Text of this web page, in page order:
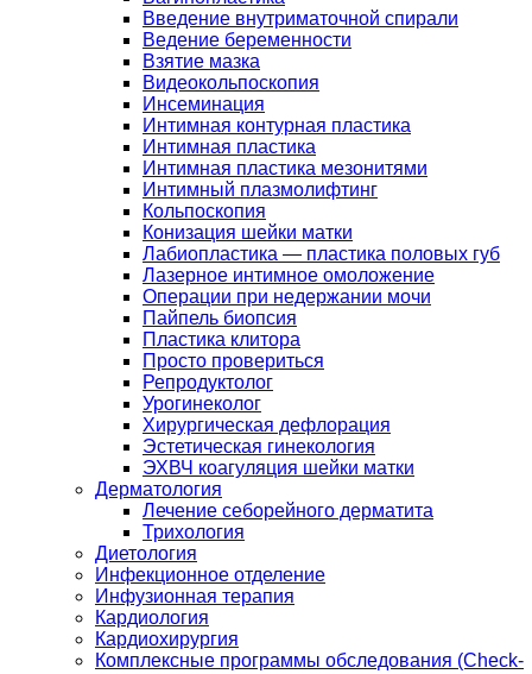
Введение внутриматочной спирали
Ведение беременности
Взятие мазка
Видеокольпоскопия
Инсеминация
Интимная контурная пластика
Интимная пластика
Интимная пластика мезонитями
Интимный плазмолифтинг
Кольпоскопия
Конизация шейки матки
Лабиопластика — пластика половых губ
Лазерное интимное омоложение
Операции при недержании мочи
Пайпель биопсия
Пластика клитора
Просто провериться
Репродуктолог
Урогинеколог
Хирургическая дефлорация
Эстетическая гинекология
ЭХВЧ коагуляция шейки матки
Дерматология
Лечение себорейного дерматита
Трихология
Диетология
Инфекционное отделение
Инфузионная терапия
Кардиология
Кардиохирургия
Комплексные программы обследования (Check-